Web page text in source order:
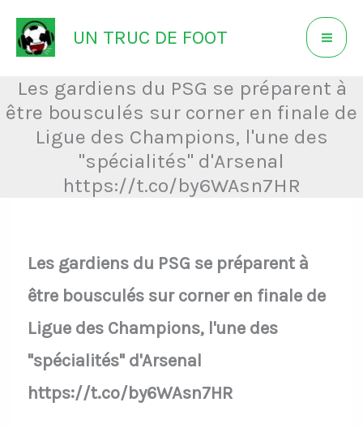
Aller
au
contenu
UN TRUC DE FOOT
Les gardiens du PSG se préparent à
être bousculés sur corner en finale de
Ligue des Champions, l'une des
"spécialités" d'Arsenal
https://t.co/by6WAsn7HR
Les gardiens du PSG se préparent à
être bousculés sur corner en finale de
Ligue des Champions, l'une des
"spécialités" d'Arsenal
https://t.co/by6WAsn7HR